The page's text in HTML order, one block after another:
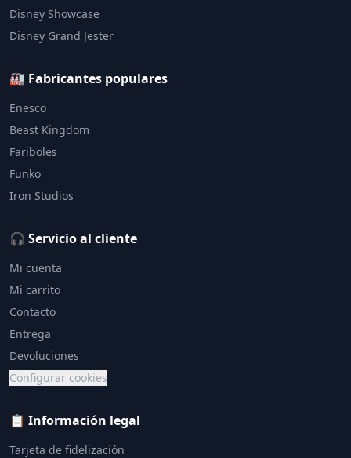
Disney Showcase
Disney Grand Jester
🏭 Fabricantes populares
Enesco
Beast Kingdom
Fariboles
Funko
Iron Studios
🎧 Servicio al cliente
Mi cuenta
Mi carrito
Contacto
Entrega
Devoluciones
Configurar cookies
📋 Información legal
Tarjeta de fidelización